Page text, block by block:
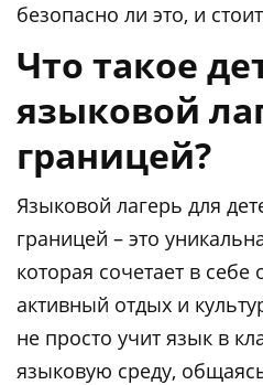
безопасно ли это, и
Что такое
языковой
границей?
Языковой лагерь для
границей – это
которая сочетает в себе
активный отдых и
не просто учит язык в
языковую среду,